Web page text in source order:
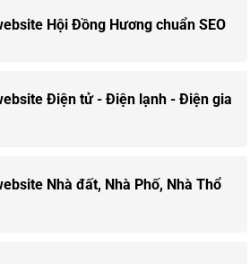
Hội Đồng Hương chuẩn SEO
Điện tử - Điện lạnh - Điện gia
Nhà đất, Nhà Phố, Nhà Thổ